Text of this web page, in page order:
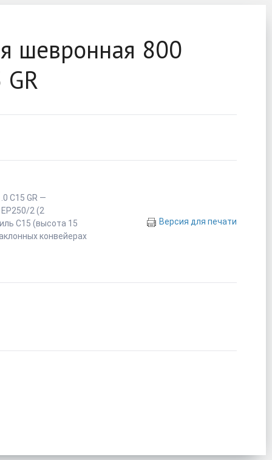
шевронная 800
С15 GR —
2 (2
С15 (высота 15
конвейерах
Версия для печати